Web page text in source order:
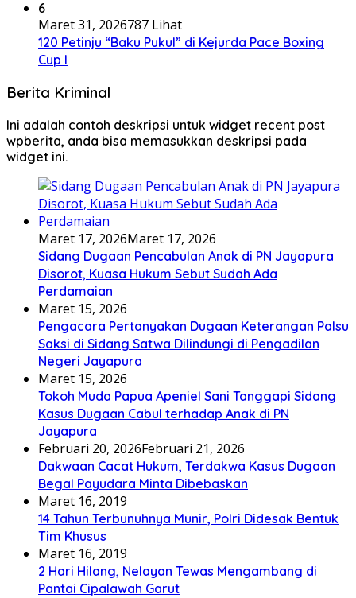
6
Maret 31, 2026787 Lihat
120 Petinju “Baku Pukul” di Kejurda Pace Boxing
Cup I
Berita Kriminal
Ini adalah contoh deskripsi untuk widget recent post
wpberita, anda bisa memasukkan deskripsi pada
widget ini.
Maret 17, 2026Maret 17, 2026
Sidang Dugaan Pencabulan Anak di PN Jayapura
Disorot, Kuasa Hukum Sebut Sudah Ada
Perdamaian
Maret 15, 2026
Pengacara Pertanyakan Dugaan Keterangan Palsu
Saksi di Sidang Satwa Dilindungi di Pengadilan
Negeri Jayapura
Maret 15, 2026
Tokoh Muda Papua Apeniel Sani Tanggapi Sidang
Kasus Dugaan Cabul terhadap Anak di PN
Jayapura
Februari 20, 2026Februari 21, 2026
Dakwaan Cacat Hukum, Terdakwa Kasus Dugaan
Begal Payudara Minta Dibebaskan
Maret 16, 2019
14 Tahun Terbunuhnya Munir, Polri Didesak Bentuk
Tim Khusus
Maret 16, 2019
2 Hari Hilang, Nelayan Tewas Mengambang di
Pantai Cipalawah Garut